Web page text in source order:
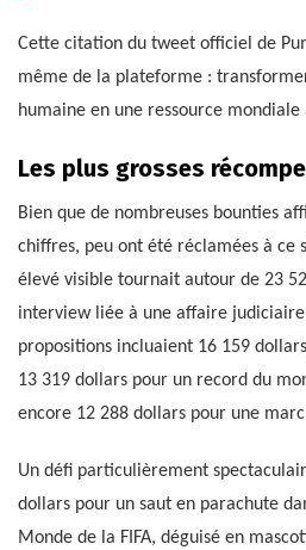
Cette citation du tweet officiel de
même de la plateforme :
humaine en une ressource
Les plus grosses
Bien que de nombreuses bounties
chiffres, peu ont été réclamées à ce
élevé visible tournait autour de 23
interview liée à une affaire judiciaire
propositions incluaient 16 159
13 319 dollars pour un record du
encore 12 288 dollars pour une
Un défi particulièrement
dollars pour un saut en parachute
Monde de la FIFA, déguisé en